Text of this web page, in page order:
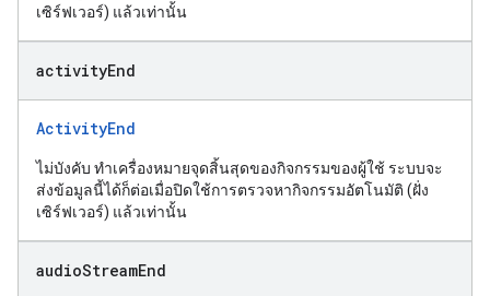
เซิร์ฟเวอร์) แล้วเท่านั้น
activityEnd
ActivityEnd
ไม่บังคับ ทำเครื่องหมายจุดสิ้นสุดของกิจกรรมของผู้ใช้ ระบบจะ
ส่งข้อมูลนี้ได้ก็ต่อเมื่อปิดใช้การตรวจหากิจกรรมอัตโนมัติ (ฝั่ง
เซิร์ฟเวอร์) แล้วเท่านั้น
audioStreamEnd